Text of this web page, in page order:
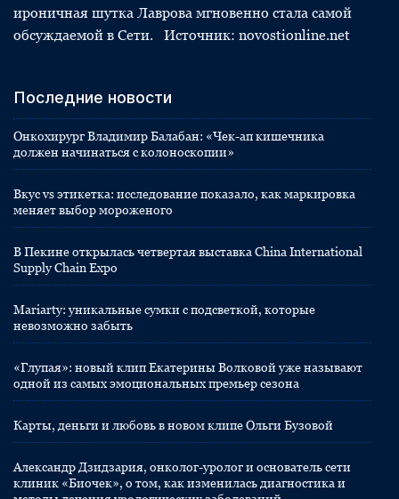
ироничная шутка Лаврова мгновенно стала самой
обсуждаемой в Сети. Источник: novostionline.net
Последние новости
Онкохирург Владимир Балабан: «Чек-ап кишечника
должен начинаться с колоноскопии»
Вкус vs этикетка: исследование показало, как маркировка
меняет выбор мороженого
В Пекине открылась четвертая выставка China International
Supply Chain Expo
Mariarty: уникальные сумки с подсветкой, которые
невозможно забыть
«Глупая»: новый клип Екатерины Волковой уже называют
одной из самых эмоциональных премьер сезона
Карты, деньги и любовь в новом клипе Ольги Бузовой
Александр Дзидзария, онколог-уролог и основатель сети
клиник «Биочек», о том, как изменилась диагностика и